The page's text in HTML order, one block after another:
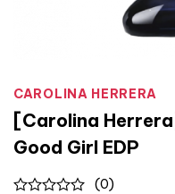
CAROLINA HERRERA
[Carolina
Good Girl EDP
(0)